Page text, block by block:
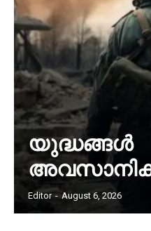
യുദ്ധങ്ങൾ
Editor - August 6, 2026